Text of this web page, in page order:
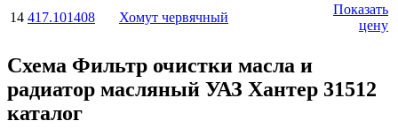
14 417.101408 Хомут червячный
Показать
цену
Схема Фильтр очистки масла и
радиатор масляный УАЗ Хантер 31512
каталог